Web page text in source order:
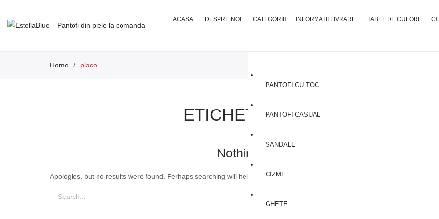
ACASA DESPRE NOI CATEGORII
PANTOFI CU TOC
PANTOFI CASUAL
SANDALE
CIZME
GHETE
INFORMATII LIVRARE TABEL DE CULORI
Home / place
ETICHETĂ:PLACE
Nothing Found
Apologies, but no results were found. Perhaps searching will help find a related post.